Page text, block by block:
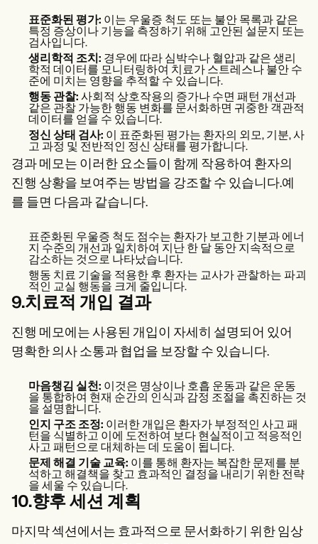
표준화된 평가: 이는 우울증 척도 또는 불안 목록과 같은
특정 증상이나 기능을 측정하기 위해 고안된 설문지 또는
검사입니다.
생리학적 조치: 경우에 따라 심박수나 혈압과 같은 생리
학적 데이터를 모니터링하여 치료가 스트레스나 불안 수
준에 미치는 영향을 추적할 수 있습니다.
행동 관찰: 사회적 상호작용의 증가나 수면 패턴 개선과
같은 관찰 가능한 행동 변화를 문서화하면 귀중한 객관적
데이터를 얻을 수 있습니다.
정신 상태 검사: 이 표준화된 평가는 환자의 외모, 기분, 사
고 과정 및 전반적인 정신 상태를 평가합니다.
경과 메모는 이러한 요소들이 함께 작용하여 환자의
진행 상황을 보여주는 방법을 강조할 수 있습니다.예
를 들면 다음과 같습니다.
표준화된 우울증 척도 점수는 환자가 보고한 기분과 에너
지 수준의 개선과 일치하여 지난 한 달 동안 지속적으로
감소하는 것으로 나타났습니다.
행동 치료 기술을 적용한 후 환자는 교사가 관찰하는 파괴
적인 교실 행동을 크게 줄입니다.
9.치료적 개입 결과
진행 메모에는 사용된 개입이 자세히 설명되어 있어
명확한 의사 소통과 협업을 보장할 수 있습니다.
마음챙김 실천: 이것은 명상이나 호흡 운동과 같은 운동
을 통합하여 현재 순간의 인식과 감정 조절을 촉진하는 것
을 설명합니다.
인지 구조 조정: 이러한 개입은 환자가 부정적인 사고 패
턴을 식별하고 이에 도전하여 보다 현실적이고 적응적인
사고 패턴으로 대체하는 데 도움이 됩니다.
문제 해결 기술 교육: 이를 통해 환자는 복잡한 문제를 분
석하고 해결책을 찾고 효과적인 결정을 내리기 위한 전략
을 세울 수 있습니다.
10.향후 세션 계획
마지막 섹션에서는 효과적으로 문서화하기 위한 임상